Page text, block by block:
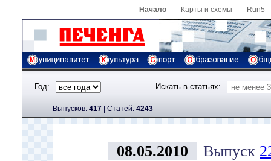
Начало Карты и схемы Run5
Год: Искать в статьях:
Выпусков: 417 | Cтатей: 4243
08.05.2010 Выпуск